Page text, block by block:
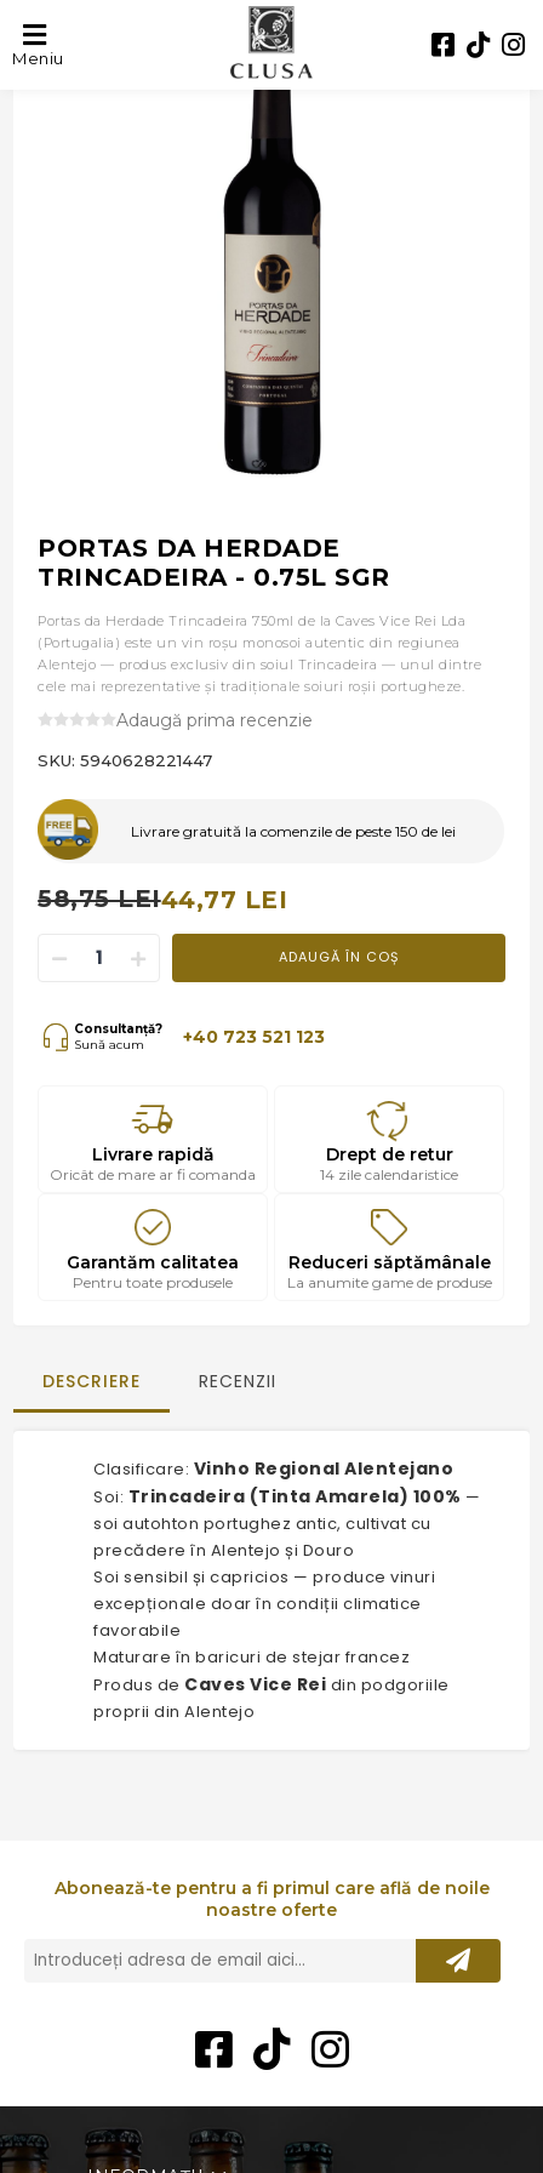
Meniu- 24%
PORTAS DA HERDADE
TRINCADEIRA - 0.75L SGR
Portas da Herdade Trincadeira 750ml de la Caves Vice Rei Lda
(Portugalia) este un vin roșu monosoi autentic din regiunea
Alentejo — produs exclusiv din soiul Trincadeira — unul dintre
cele mai reprezentative și tradiționale soiuri roșii portugheze.
Adaugă prima recenzie
SKU: 5940628221447
Livrare gratuită la comenzile de peste 150 de lei
58,75 LEI44,77 LEI
ADAUGĂ ÎN COȘ
Consultanță?
Sună acum
+40 723 521 123
Livrare rapidă
Oricât de mare ar fi comanda
Drept de retur
14 zile calendaristice
Garantăm calitatea
Pentru toate produsele
Reduceri săptămânale
La anumite game de produse
DESCRIERE RECENZII
Clasificare: Vinho Regional Alentejano
Soi: Trincadeira (Tinta Amarela) 100% —
soi autohton portughez antic, cultivat cu
precădere în Alentejo și Douro
Soi sensibil și capricios — produce vinuri
excepționale doar în condiții climatice
favorabile
Maturare în baricuri de stejar francez
Produs de Caves Vice Rei din podgoriile
proprii din Alentejo
Abonează-te pentru a fi primul care află de noile
noastre oferte